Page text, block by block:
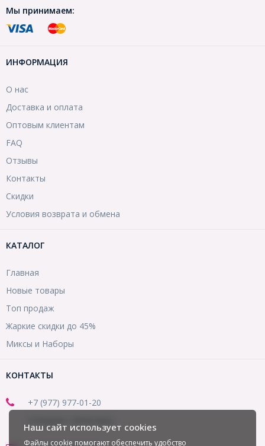
Мы принимаем:
ИНФОРМАЦИЯ
О нас
Доставка и оплата
Оптовым клиентам
FAQ
Отзывы
Контакты
Скидки
Условия возврата и обмена
КАТАЛОГ
Главная
Новые товары
Топ продаж
Жаркие скидки до 45%
Миксы и Наборы
КОНТАКТЫ
+7 (977) 977-01-20
Наш сайт использует cookies
Файлы cookie помогают обеспечить удобство